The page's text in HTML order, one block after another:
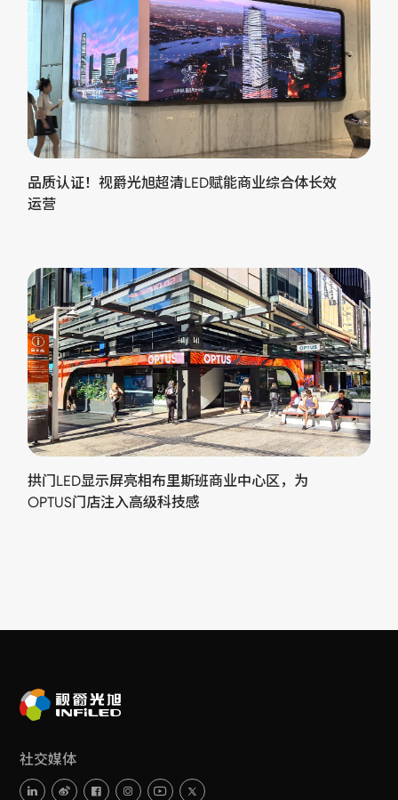
品质认证！视爵光旭超清LED赋能商业综合体长效
运营
拱门LED显示屏亮相布里斯班商业中心区，为
OPTUS门店注入高级科技感
社交媒体